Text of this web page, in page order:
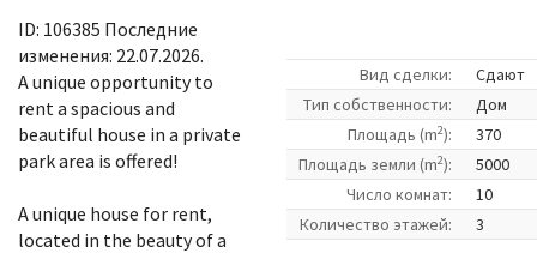
ID: 106385 Последние
изменения: 22.07.2026.
A unique opportunity to
rent a spacious and
beautiful house in a private
park area is offered!
A unique house for rent,
located in the beauty of a
Вид сделки:
Сдают
Tип собственности:
Дом
Площадь (m2):
370
Площадь земли (m2):
5000
Число комнат:
10
Количество этажей:
3